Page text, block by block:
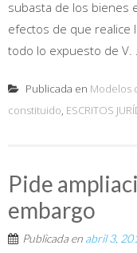
subasta de los bienes
efectos de que realice
todo lo expuesto de V. ...
Publicada en Modelos
constituido, ESCRITOS
Pide
embargo
Publicada en abril 3,